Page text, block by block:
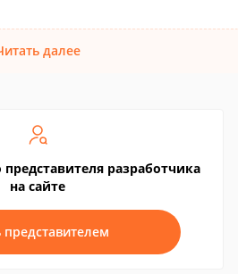
далее
разработчика
на сайте
представителем